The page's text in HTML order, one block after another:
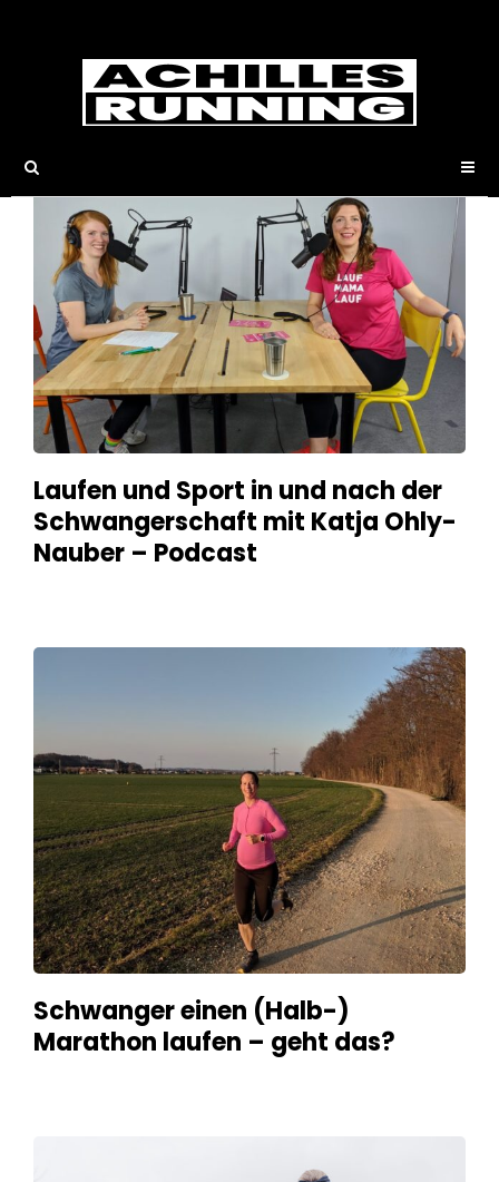
Schwangerschaft
Laufen und Sport in und nach der
Schwangerschaft mit Katja Ohly-
Nauber – Podcast
Schwanger einen (Halb-)
Marathon laufen – geht das?